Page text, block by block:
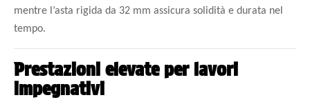
mentre l’asta rigida da 32 mm assicura solidità e durata nel
tempo.
Prestazioni elevate per lavori
impegnativi